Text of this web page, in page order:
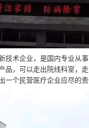
术企业，是国内专业从事
品，可以走出院线科室，
个民营医疗企业应尽的责